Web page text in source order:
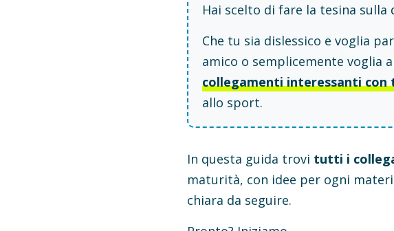
Hai scelto di fare la tesina sulla
Che tu sia dislessico e voglia
amico o semplicemente voglia
collegamenti interessanti
allo sport.
In questa guida trovi tutti i
maturità, con idee per ogni
chiara da seguire.